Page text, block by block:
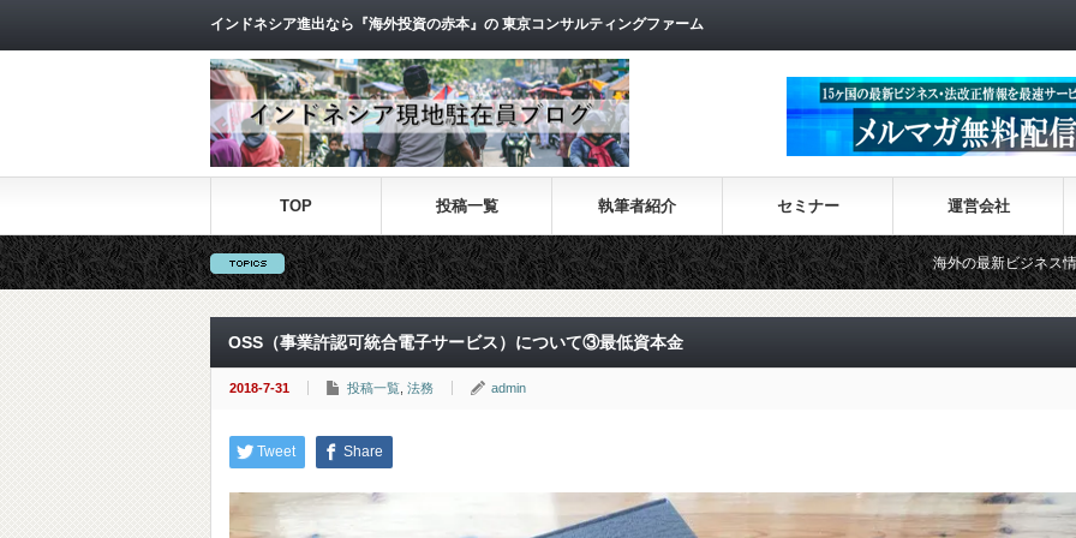
インドネシア進出なら『海外投資の赤本』の 東京コンサルティングファーム
TOP 投稿一覧 執筆者紹介 セミナー 運営会社
海外の最新ビジネス情報を集めた情
OSS（事業許認可統合電子サービス）について③最低資本金
2018-7-31 投稿一覧 法務 admin
Tweet Share